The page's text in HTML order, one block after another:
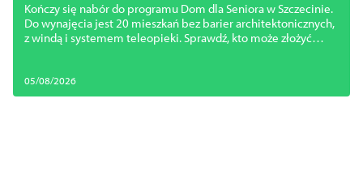
centrum Szczecina
Kończy się nabór do programu Dom dla Seniora w Szczecinie.
Do wynajęcia jest 20 mieszkań bez barier architektonicznych,
z windą i systemem teleopieki. Sprawdź, kto może złożyć
05/08/2026